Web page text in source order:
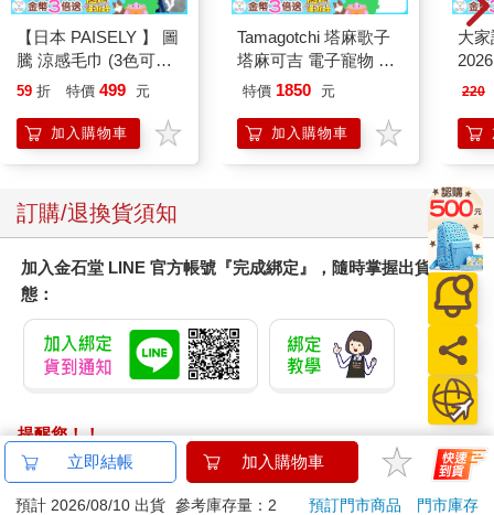
【日本 PAISELY 】 圖
騰 涼感毛巾 (3色可選)
涼感毛巾 涼感巾 冰涼
毛巾
59 折 特價 499 元
加入購物車
Tamagotchi 塔麻歌子
塔麻可吉 電子寵物 樂
園系列（熱帶橙果／極
特價 1850 元
加入購物車
大
220
訂購/退換貨須知
加入金石堂 LINE 官方帳號『完成綁定』，隨時掌握出貨動
態：
提醒您！！
金石堂及銀行均不會請您操作ATM! 如接獲電話要求您前往
ATM提款機，請不要聽從指示，以免受騙上當！
立即結帳 加入購物車
預計 2026/08/10 出貨 參考庫存量：2 預訂門市商品
門市庫存